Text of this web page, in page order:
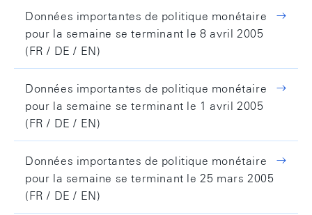
Données importantes de politique monétaire
pour la semaine se terminant le 8 avril 2005
(FR / DE / EN)
Données importantes de politique monétaire
pour la semaine se terminant le 1 avril 2005
(FR / DE / EN)
Données importantes de politique monétaire
pour la semaine se terminant le 25 mars 2005
(FR / DE / EN)